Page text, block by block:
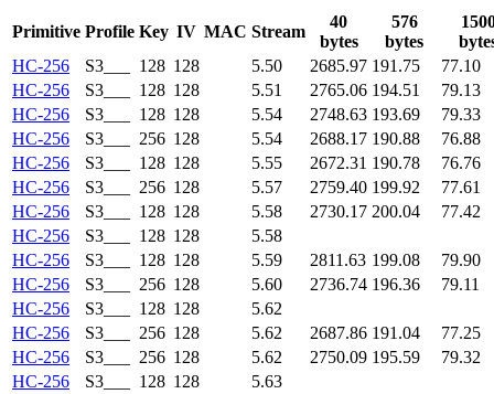
Primitive Profile Key IV MAC Stream
40
bytes
576
bytes
HC-256
S3___ 128 128 5.50 2685.97 191.75
77.10
HC-256
S3___ 128 128 5.51 2765.06 194.51
79.13
HC-256
S3___ 128 128 5.54 2748.63 193.69
79.33
HC-256
S3___ 256 128 5.54 2688.17 190.88
76.88
HC-256
S3___ 128 128 5.55 2672.31 190.78
76.76
HC-256
S3___ 256 128 5.57 2759.40 199.92
77.61
HC-256
S3___ 128 128 5.58 2730.17 200.04
77.42
HC-256
S3___ 128 128
5.58
HC-256
S3___ 128 128 5.59 2811.63 199.08
79.90
HC-256
S3___ 256 128 5.60 2736.74 196.36
79.11
HC-256
S3___ 128 128
5.62
HC-256
S3___ 256 128 5.62 2687.86 191.04
77.25
HC-256
S3___ 256 128 5.62 2750.09 195.59
79.32
HC-256
S3___ 128 128
5.63